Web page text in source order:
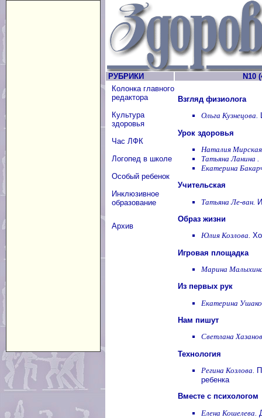
РУБРИКИ
N10
Колонка главного
редактора
Культура
здоровья
Час ЛФК
Логопед в школе
Особый ребенок
Инклюзивное
образование
Архив
Взгляд физиолога
Ольга Кузнецова.
Урок здоровья
Наталия
Татьяна Ланина .
Екатерина
Учительская
Татьяна Ле-ван.
Образ жизни
Юлия Козлова.
Игровая площадка
Марина
Из первых рук
Екатерина
Нам пишут
Светлана
Технология
Регина Козлова.
ребенка
Вместе с психологом
Елена Кошелева.